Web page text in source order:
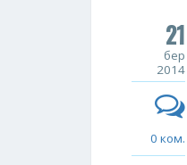
21
бер
2014
0 ком.